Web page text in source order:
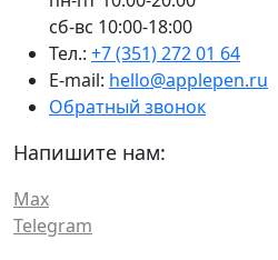
сб-вс 10:00-18:00
Тел.: +7 (351) 272 01 64
E-mail: hello@applepen.ru
Обратный звонок
Напишите нам:
Max
Telegram